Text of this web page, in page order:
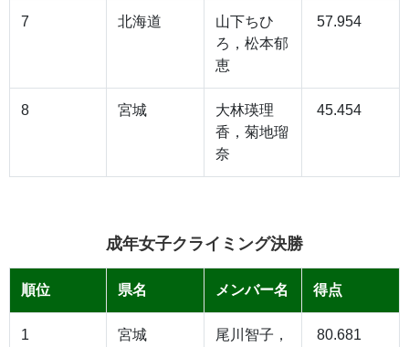
7 北海道
山下ちひ
ろ，松本郁
恵
57.954
8 宮城
大林瑛理
香，菊地瑠
奈
45.454
成年女子クライミング決勝
順位 県名 メンバー名 得点
1 宮城
尾川智子，
80.681